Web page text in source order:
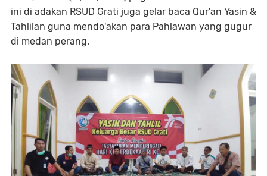
ini di adakan RSUD Grati juga gelar baca Qur'an Yasin &
Tahlilan guna mendo'akan para Pahlawan yang gugur
di medan perang.